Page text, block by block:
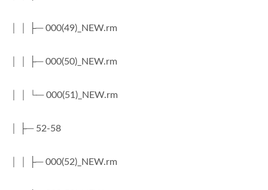
│ │ ├─ 000(49)_NEW.rm
│ │ ├─ 000(50)_NEW.rm
│ │ └─ 000(51)_NEW.rm
│ ├─ 52-58
│ │ ├─ 000(52)_NEW.rm